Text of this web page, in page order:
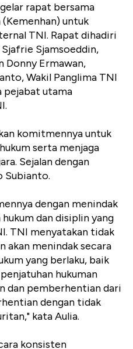
rapat bersama
untuk
TNI. Rapat dihadiri
Sjamsoeddin,
Donny Ermawan,
Wakil Panglima TNI
pejabat utama
komitmennya untuk
serta menjaga
Sejalan dengan
Subianto.
dengan menindak
dan disiplin yang
TNI menyatakan tidak
akan menindak secara
yang berlaku, baik
hukuman
dan pemberhentian dari
dengan tidak
kata Aulia.
konsisten